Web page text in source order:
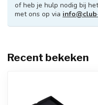
of heb je hulp nodig bij
met ons op via
Recent bekeken